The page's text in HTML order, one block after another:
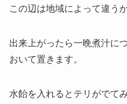
この辺は地域によって違う
出来上がったら一晩煮汁に
おいて置きます。
水飴を入れるとテリがでて